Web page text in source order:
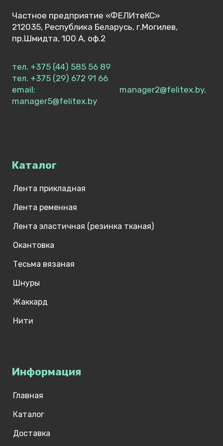
Частное предприятие «ФЕЛИтеКС»
212035, Республика Беларусь, г.Могилев,
пр.Шмидта, 100 А, оф.2
тел. +375 (44) 585 56 89
тел. +375 (29) 672 91 66
email: manager2@felitex.by,
manager5@felitex.by
Каталог
Лента прикладная
Лента ременная
Лента эластичная (резинка тканая)
Окантовка
Тесьма вязаная
Шнуры
Жаккард
Нити
Информация
Главная
Каталог
Доставка